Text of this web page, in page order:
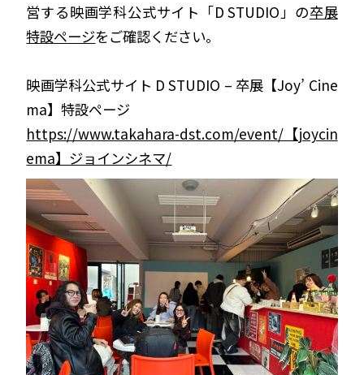
営する映画学科公式サイト「D STUDIO」の卒展
特設ページをご確認ください。
映画学科公式サイト D STUDIO – 卒展【Joy’ Cine
ma】特設ページ
https://www.takahara-dst.com/event/【joycin
ema】ジョインシネマ/